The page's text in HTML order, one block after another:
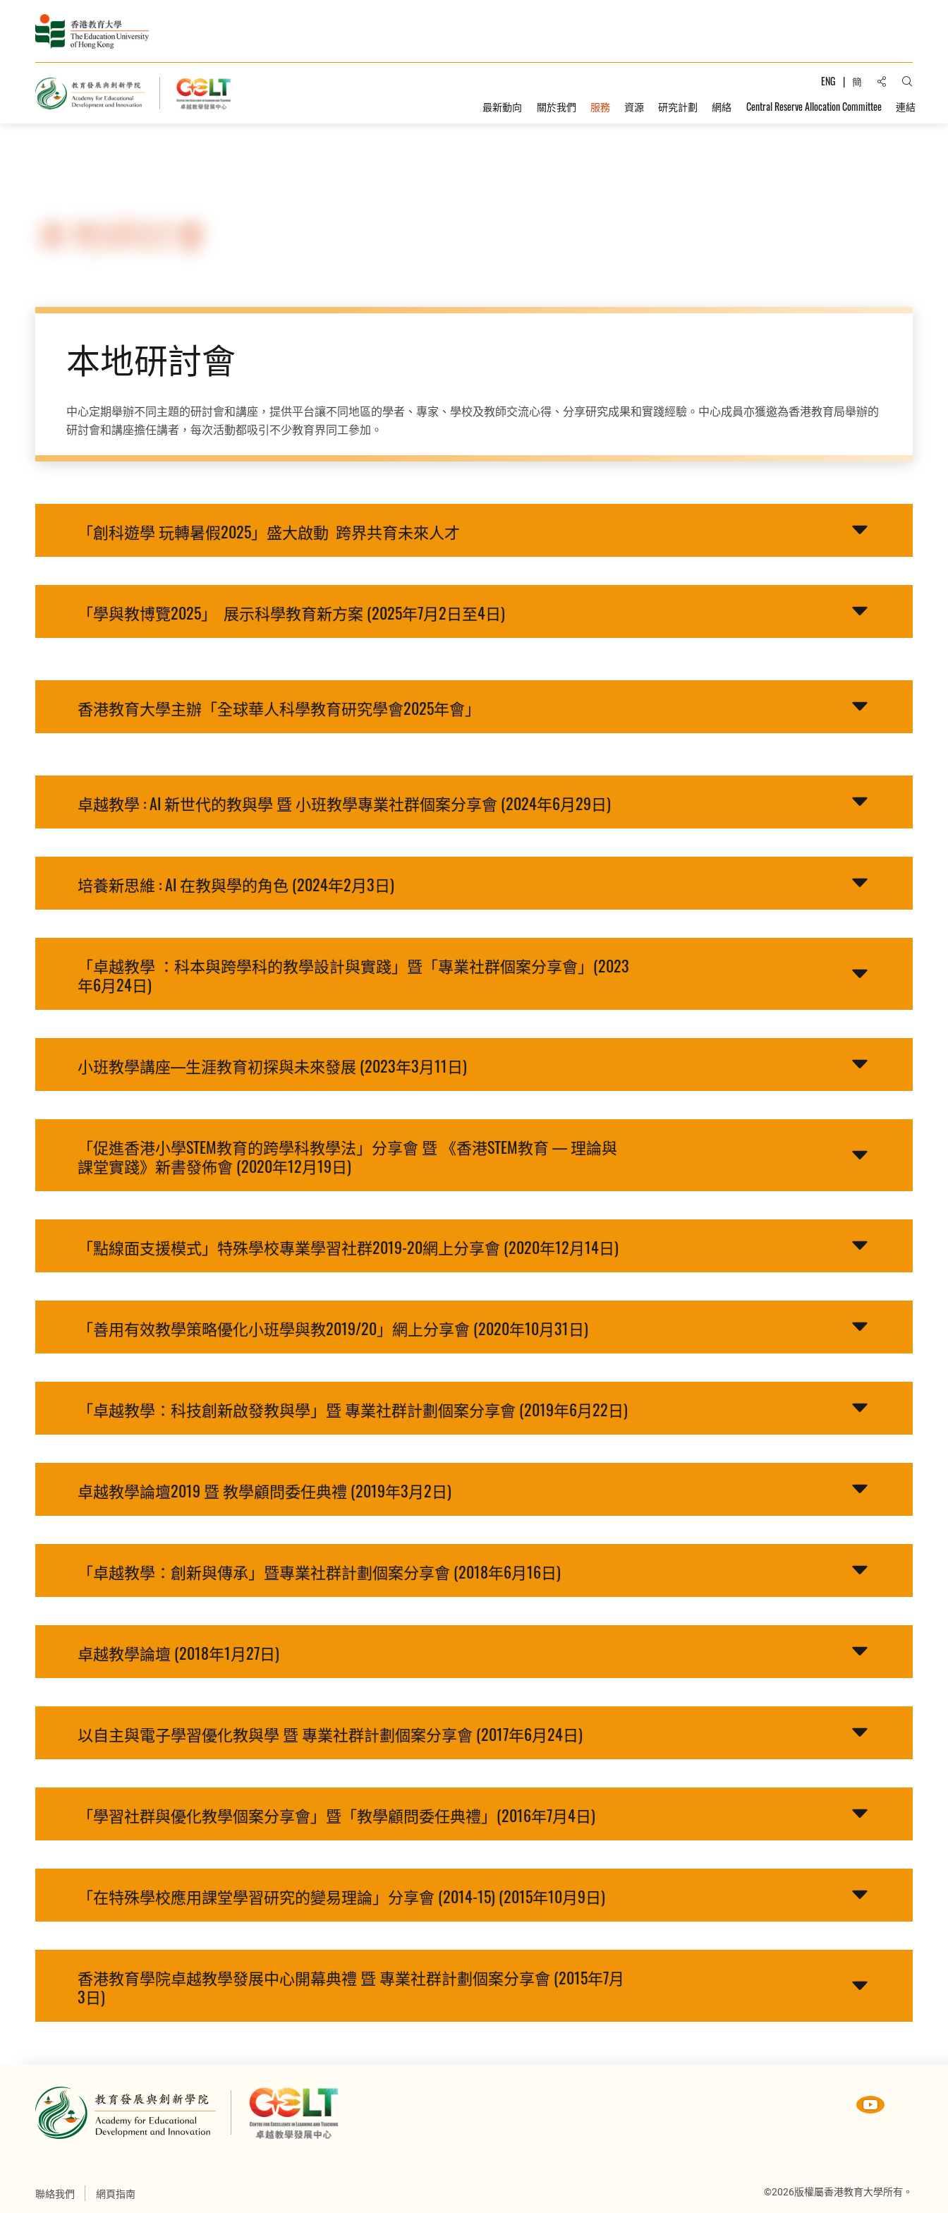
ENG 簡 分享到:打開搜
最新動向 關於我們 服務 資源 研究計劃 網絡 Central Reserve Allocation Committee 連結
本地研討會
本地研討會
中心定期舉辦不同主題的研討會和講座，提供平台讓不同地區的學者、專家、學校及教師交流心得、分享研究成果和實踐經驗。中心成員亦獲邀為香港教育局舉辦的
研討會和講座擔任講者，每次活動都吸引不少教育界同工參加。
「創科遊學 玩轉暑假2025」盛大啟動 跨界共育未來人才
「學與教博覽2025」 展示科學教育新方案 (2025年7月2日至4日)
香港教育大學主辦「全球華人科學教育研究學會2025年會」
卓越教學 : AI 新世代的教與學 暨 小班教學專業社群個案分享會 (2024年6月29日)
培養新思維 : AI 在教與學的角色 (2024年2月3日)
「卓越教學 ：科本與跨學科的教學設計與實踐」暨「專業社群個案分享會」(2023
年6月24日)
小班教學講座—生涯教育初探與未來發展 (2023年3月11日)
「促進香港小學STEM教育的跨學科教學法」分享會 暨 《香港STEM教育 — 理論與
課堂實踐》新書發佈會 (2020年12月19日)
「點線面支援模式」特殊學校專業學習社群2019-20網上分享會 (2020年12月14日)
「善用有效教學策略優化小班學與教2019/20」網上分享會 (2020年10月31日)
「卓越教學：科技創新啟發教與學」暨 專業社群計劃個案分享會 (2019年6月22日)
卓越教學論壇2019 暨 教學顧問委任典禮 (2019年3月2日)
「卓越教學：創新與傳承」暨專業社群計劃個案分享會 (2018年6月16日)
卓越教學論壇 (2018年1月27日)
以自主與電子學習優化教與學 暨 專業社群計劃個案分享會 (2017年6月24日)
「學習社群與優化教學個案分享會」暨「教學顧問委任典禮」(2016年7月4日)
「在特殊學校應用課堂學習研究的變易理論」分享會 (2014-15) (2015年10月9日)
香港教育學院卓越教學發展中心開幕典禮 暨 專業社群計劃個案分享會 (2015年7月
3日)
聯絡我們 網頁指南 ©2026版權屬香港教育大學所有。